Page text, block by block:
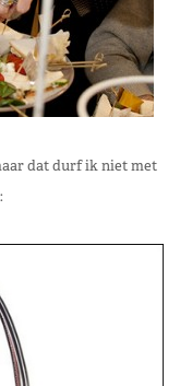
dat durf ik niet met